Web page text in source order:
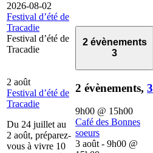
2026-08-02
Festival d’été de
Tracadie
Festival d’été de
Tracadie
2 août
Festival d’été de
Tracadie
Du 24 juillet au
2 août, préparez-
vous à vivre 10
2 évènements
3
2 évènements, 3
9h00 @ 15h00
Café des Bonnes
soeurs
3 août - 9h00 @